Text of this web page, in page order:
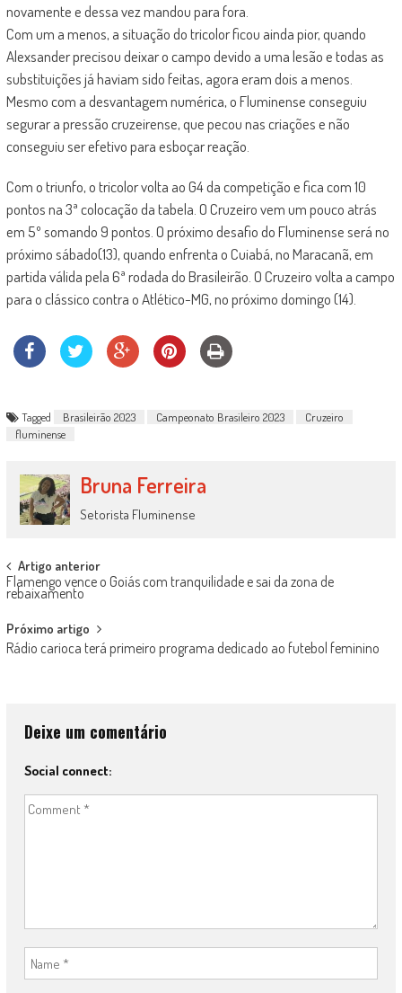
novamente e dessa vez mandou para fora.
Com um a menos, a situação do tricolor ficou ainda pior, quando
Alexsander precisou deixar o campo devido a uma lesão e todas as
substituições já haviam sido feitas, agora eram dois a menos.
Mesmo com a desvantagem numérica, o Fluminense conseguiu
segurar a pressão cruzeirense, que pecou nas criações e não
conseguiu ser efetivo para esboçar reação.
Com o triunfo, o tricolor volta ao G4 da competição e fica com 10
pontos na 3ª colocação da tabela. O Cruzeiro vem um pouco atrás
em 5º somando 9 pontos. O próximo desafio do Fluminense será no
próximo sábado(13), quando enfrenta o Cuiabá, no Maracanã, em
partida válida pela 6ª rodada do Brasileirão. O Cruzeiro volta a campo
para o clássico contra o Atlético-MG, no próximo domingo (14).
Tagged Brasileirão 2023 Campeonato Brasileiro 2023
Cruzeiro
fluminense
Bruna Ferreira
Setorista Fluminense
Post
navigation
Artigo anterior
Flamengo vence o Goiás com tranquilidade e sai da zona de
rebaixamento
Próximo artigo
Rádio carioca terá primeiro programa dedicado ao futebol feminino
Deixe um comentário
Social connect: